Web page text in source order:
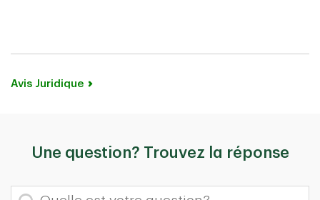
Avis Juridique
Une question? Trouvez la réponse
Quelle est votre question?